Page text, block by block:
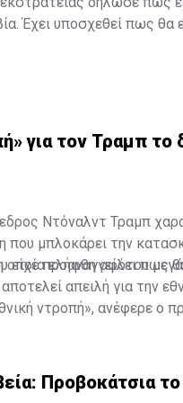
Έχει υποσχεθεί πως θα
για τον Τραμπ
Ντόναλντ Τραμπ
που μπλοκάρει την
είχε προαναγγείλει
οποία ελήφθη αφότου
απειλή για την
ντροπή», ανέφερε
Προβοκάτσια